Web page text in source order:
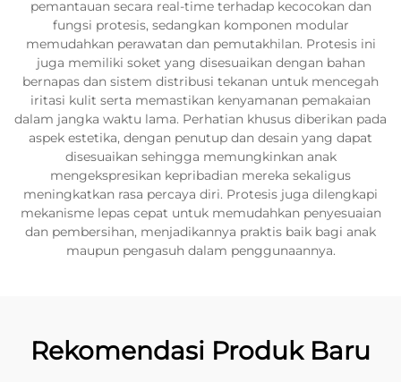
pemantauan secara real-time terhadap kecocokan dan
fungsi protesis, sedangkan komponen modular
memudahkan perawatan dan pemutakhilan. Protesis ini
juga memiliki soket yang disesuaikan dengan bahan
bernapas dan sistem distribusi tekanan untuk mencegah
iritasi kulit serta memastikan kenyamanan pemakaian
dalam jangka waktu lama. Perhatian khusus diberikan pada
aspek estetika, dengan penutup dan desain yang dapat
disesuaikan sehingga memungkinkan anak
mengekspresikan kepribadian mereka sekaligus
meningkatkan rasa percaya diri. Protesis juga dilengkapi
mekanisme lepas cepat untuk memudahkan penyesuaian
dan pembersihan, menjadikannya praktis baik bagi anak
maupun pengasuh dalam penggunaannya.
Rekomendasi Produk Baru